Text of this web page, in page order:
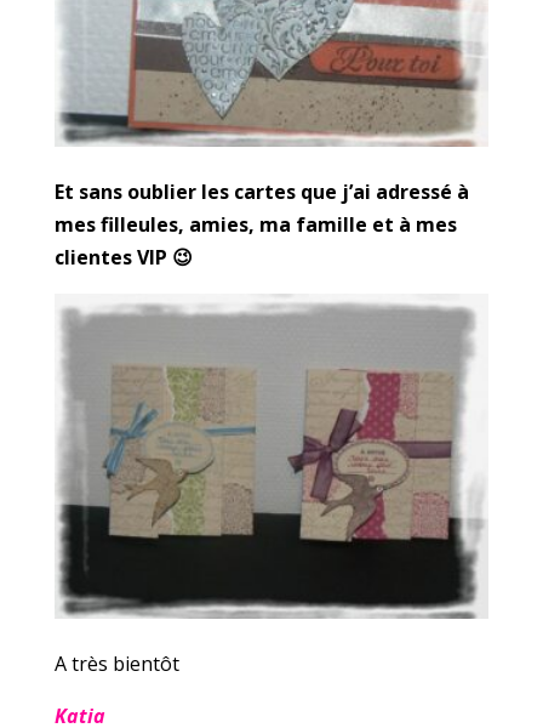
Et sans oublier les cartes que j’ai adressé à
mes filleules, amies, ma famille et à mes
clientes VIP 😉
A très bientôt
Katia